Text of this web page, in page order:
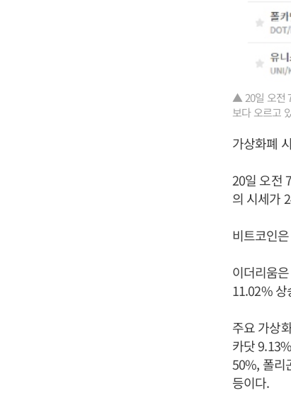
▲ 20일 오전
보다 오르고
가상화폐
20일 오전
의 시세가
비트코인
이더리움
11.02% 상
주요 가상
카닷
50%, 폴리
등이다.